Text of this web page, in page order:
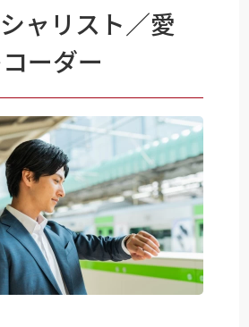
ャリスト／愛
ーダー